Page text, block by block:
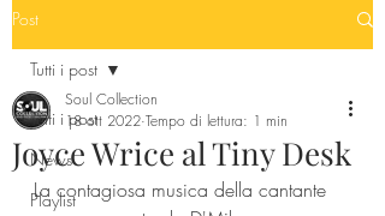
Post
Tutti i post
News
Playlist
Tutti i post
Joyce Wrice al Tiny Desk
Soul Collection
18 ott 2022 Tempo di lettura: 1 min
La contagiosa musica della cantante